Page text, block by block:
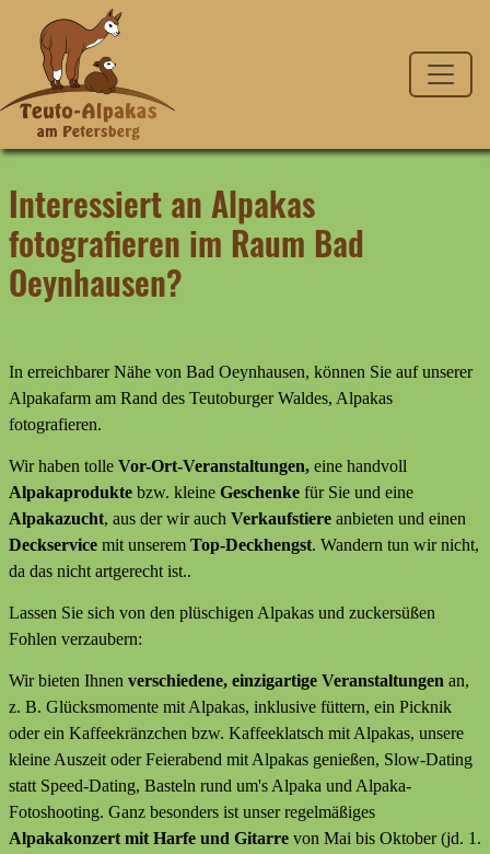
Interessiert an Alpakas
fotografieren im Raum Bad
Oeynhausen?
In erreichbarer Nähe von Bad Oeynhausen, können Sie auf unserer
Alpakafarm am Rand des Teutoburger Waldes, Alpakas
fotografieren.
Wir haben tolle Vor-Ort-Veranstaltungen, eine handvoll
Alpakaprodukte bzw. kleine Geschenke für Sie und eine
Alpakazucht, aus der wir auch Verkaufstiere anbieten und einen
Deckservice mit unserem Top-Deckhengst. Wandern tun wir nicht,
da das nicht artgerecht ist..
Lassen Sie sich von den plüschigen Alpakas und zuckersüßen
Fohlen verzaubern:
Wir bieten Ihnen verschiedene, einzigartige Veranstaltungen an,
z. B. Glücksmomente mit Alpakas, inklusive füttern, ein Picknik
oder ein Kaffeekränzchen bzw. Kaffeeklatsch mit Alpakas, unsere
kleine Auszeit oder Feierabend mit Alpakas genießen, Slow-Dating
statt Speed-Dating, Basteln rund um's Alpaka und Alpaka-
Fotoshooting. Ganz besonders ist unser regelmäßiges
Alpakakonzert mit Harfe und Gitarre von Mai bis Oktober (jd. 1.